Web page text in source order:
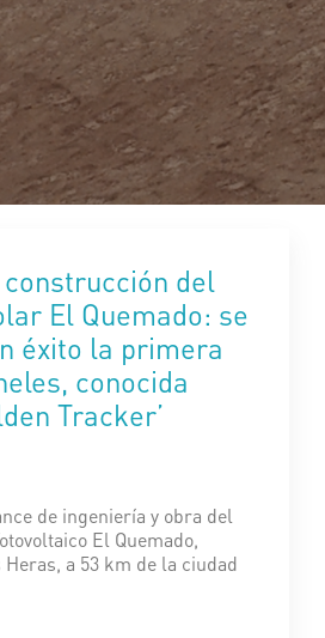
del
El Quemado: se
éxito la primera
conocida
Tracker’
de ingeniería y obra del
El Quemado,
Heras, a 53 km de la ciudad